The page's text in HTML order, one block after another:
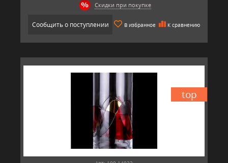
Скидки при покупке
Сообщить о поступлении В избранное К сравнению
top